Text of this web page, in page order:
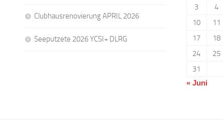
Clubhausrenovierung APRIL 2026
Seeputzete 2026 YCSI+ DLRG
3
4
10
11
17
18
24
25
31
« Juni